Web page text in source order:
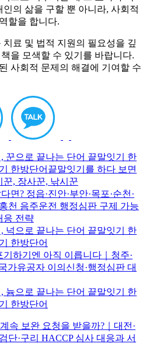
의 삶을 구할 뿐 아니라, 사회적
할을 합니다.
료 및 법적 지원의 필요성을 깊
을 모색할 수 있기를 바랍니다.
사회적 문제의 해결에 기여할 수
꾼으로 끝나는 단어 끝말잇기 한
한방단어끝말잇기를 하다 보면
, 장사꾼, 낚시꾼
면? 정읍·진안·부안·목포·순천·
홍천 음주운전 행정심판 구제 가능
응 전략
넉으로 끝나는 단어 끝말잇기 한
한방단어
하기엔 아직 이릅니다｜청주·
가유공자 이의신청·행정심판 대
늄으로 끝나는 단어 끝말잇기 한
한방단어
속 보완 요청을 받을까?｜대전·
단·구리 HACCP 심사 대응과 서